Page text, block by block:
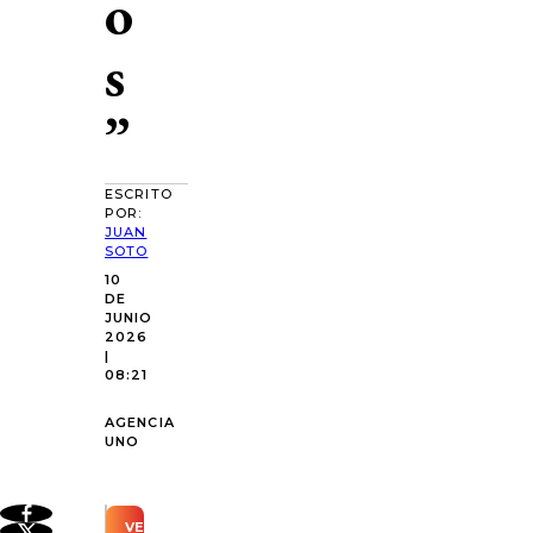
s
”
ESCRITO
POR:
JUAN
SOTO
10
DE
JUNIO
2026
|
08:21
AGENCIA
UNO
VER